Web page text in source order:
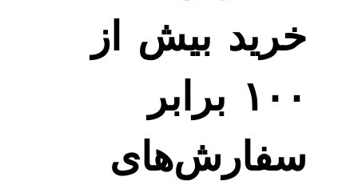
خرید بیش از
۱۰۰ برابر
سفارش‌های